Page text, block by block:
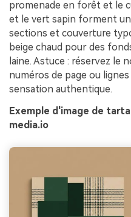
promenade en forêt et le
et le vert sapin forment
sections et couverture
beige chaud pour des
laine. Astuce : réservez le
numéros de page ou
sensation authentique.
Exemple d'image de
media.io